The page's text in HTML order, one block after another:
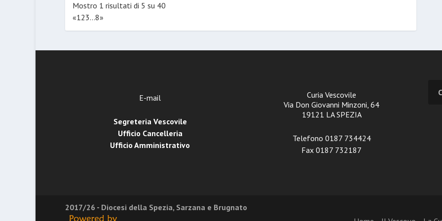
Mostro 1 risultati di 5 su 40
«123...8»
E-mail
Segreteria Vescovile
Ufficio Cancelleria
Ufficio Amministrativo
Curia Vescovile
Via Don Giovanni Minzoni, 64
19121 LA SPEZIA
Telefono 0187 734424
Fax 0187 732187
2017/26 - Diocesi della Spezia, Sarzana e Brugnato